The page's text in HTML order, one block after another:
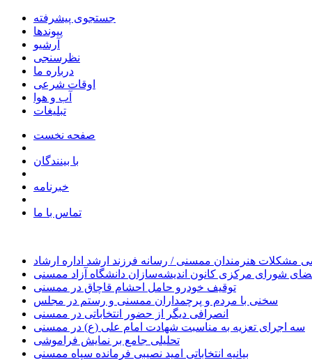
جستجوی پیشرفته
پیوندها
آرشیو
نظرسنجی
درباره ما
اوقات شرعی
آب و هوا
تبلیغات
صفحه نخست
با بینندگان
خبرنامه
تماس با ما
مشکلات هنرمندان ممسنی / رسانه فرزند ارشد اداره ارشاد
شورای مرکزی کانون اندیشه‌سازان دانشگاه آزاد ممسنی
توقیف خودرو حامل احشام قاچاق در ممسنی
سخنی با مردم و پرچمداران ممسنی و رستم در مجلس
انصرافی دیگر از حضور انتخاباتی در ممسنی
سه اجرای تعزیه به مناسبت شهادت امام علی (ع) در ممسنی
تحلیلی جامع بر نمایش فراموشی
بیانیه انتخاباتی امید نصیبی فرمانده سپاه ممسنی